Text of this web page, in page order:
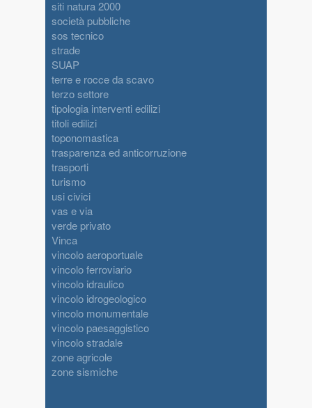
siti natura 2000
società pubbliche
sos tecnico
strade
SUAP
terre e rocce da scavo
terzo settore
tipologia interventi edilizi
titoli edilizi
toponomastica
trasparenza ed anticorruzione
trasporti
turismo
usi civici
vas e via
verde privato
Vinca
vincolo aeroportuale
vincolo ferroviario
vincolo idraulico
vincolo idrogeologico
vincolo monumentale
vincolo paesaggistico
vincolo stradale
zone agricole
zone sismiche